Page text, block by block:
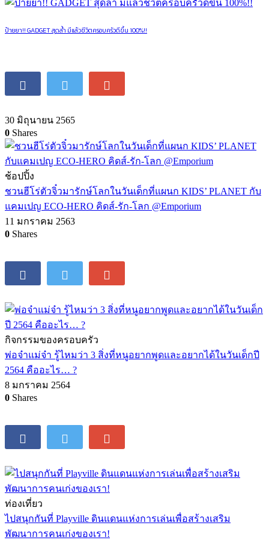
ป้ายยา!! GADGET สุดล้ำ มีแล้วชีวิตครอบครัวดีขึ้น 100%!!
30 มิถุนายน 2565
0 Shares
ช้อปปิ้ง
ชวนฮีโร่ตัวจิ๋วมารักษ์โลกในวันเด็กที่แผนก KIDS’ PLANET กับ
แคมเปญ ECO-HERO คิดส์-รัก-โลก @Emporium
11 มกราคม 2563
0 Shares
กิจกรรมของครอบครัว
พ่อจ๋าแม่จ๋า รู้ไหมว่า 3 สิ่งที่หนูอยากพูดและอยากได้ในวันเด็กปี
2564 คืออะไร… ?
8 มกราคม 2564
0 Shares
ท่องเที่ยว
ไปสนุกกันที่ Playville ดินแดนแห่งการเล่นเพื่อสร้างเสริม
พัฒนาการคนเก่งของเรา!